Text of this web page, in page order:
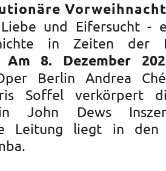
Liebe und Eifersucht -
in Zeiten der
Am 8. Dezember
Berlin Andrea
Soffel verkörpert
John Dews
Leitung liegt in den